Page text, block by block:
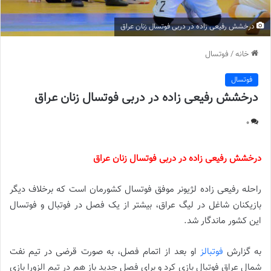
درخشش رفیعی زاده در دربی فوتسال زنان عراق
خانه/ فوتسال
فوتسال
درخشش رفیعی زاده در دربی فوتسال زنان عراق
0
درخشش رفیعی زاده در دربی فوتسال زنان عراق
راحله رفیعی زاده لژیونر موفق فوتسال کشورمان است که برخلاف دیگر
بازیکنان شاغل در لیگ عراق، بیشتر از یک فصل در فوتبال و فوتسال
این کشور ماندگار شد.
به گزارش فوتبالز او بعد از اتمام فصل، به صورت قرضی در تیم نفت
شمال عراق فوتبال بازی کرد و برای فصل جدید باز هم در تیم الزورا بازی